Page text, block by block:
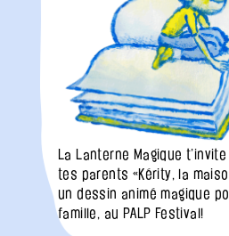
La Lanterne Magique
tes parents «Kérity, la
un dessin animé magique
famille, au PALP Festival!